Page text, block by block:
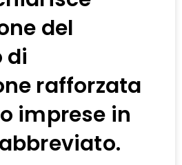
del
di
rafforzata
imprese in